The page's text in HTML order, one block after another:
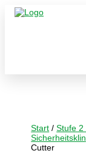
Start /Stufe 2
Cutter